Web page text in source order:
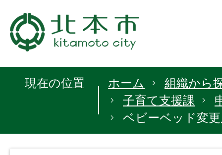
現在の位置 ホーム
組織から
子育て支援課
ベビーベッド変